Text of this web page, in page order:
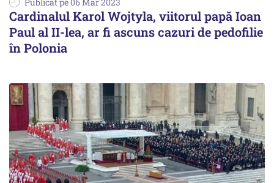
Publicat pe 06 Mar 2023
Cardinalul Karol Wojtyla, viitorul papă Ioan
Paul al II-lea, ar fi ascuns cazuri de pedofilie
în Polonia